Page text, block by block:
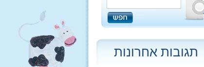
תגובות אחרונות